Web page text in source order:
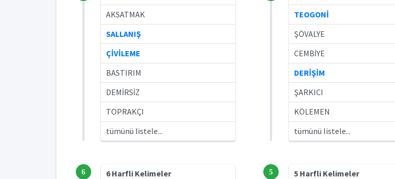
AKSATMAK
SALLANIŞ
ÇİVİLEME
BASTIRIM
DEMİRSİZ
TOPRAKÇI
tümünü listele...
TEOGONİ
ŞÖVALYE
CEMBİYE
DERİŞİM
ŞARKICI
KÖLEMEN
tümünü listele...
6
6 Harfli Kelimeler
5
5 Harfli Kelimeler